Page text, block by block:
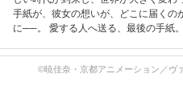
手紙が、彼女の想いが、どこに届くの
に──。 愛する人へ送る、最後の手紙。
©暁佳奈・京都アニメーション／ヴ